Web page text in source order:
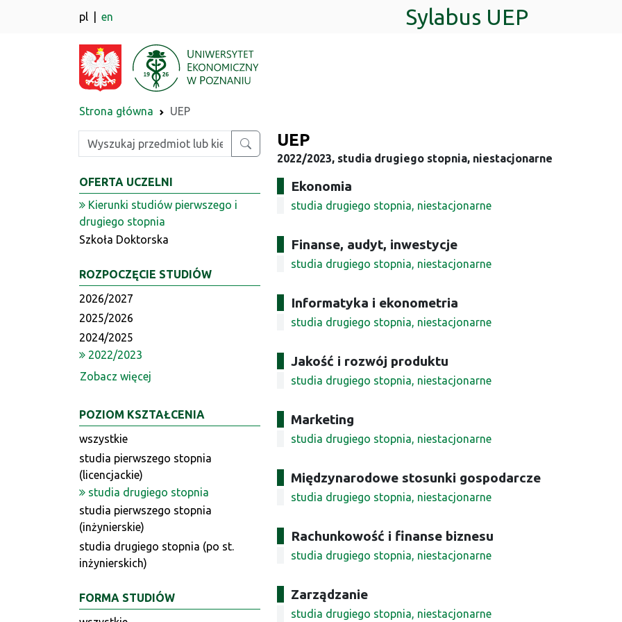
pl en Sylabus UEP
Strona główna UEP
Wpisz szukaną frazę
OFERTA UCZELNI
Kierunki studiów pierwszego i
drugiego stopnia
Szkoła Doktorska
ROZPOCZĘCIE STUDIÓW
2026/2027
2025/2026
2024/2025
2022/2023
Zobacz więcej
POZIOM KSZTAŁCENIA
wszystkie
studia pierwszego stopnia
(licencjackie)
studia drugiego stopnia
studia pierwszego stopnia
(inżynierskie)
studia drugiego stopnia (po st.
inżynierskich)
FORMA STUDIÓW
UEP
2022/2023, studia drugiego stopnia, niestacjonarne
Ekonomia
studia drugiego stopnia, niestacjonarne
Finanse, audyt, inwestycje
studia drugiego stopnia, niestacjonarne
Informatyka i ekonometria
studia drugiego stopnia, niestacjonarne
Jakość i rozwój produktu
studia drugiego stopnia, niestacjonarne
Marketing
studia drugiego stopnia, niestacjonarne
Międzynarodowe stosunki gospodarcze
studia drugiego stopnia, niestacjonarne
Rachunkowość i finanse biznesu
studia drugiego stopnia, niestacjonarne
Zarządzanie
studia drugiego stopnia, niestacjonarne